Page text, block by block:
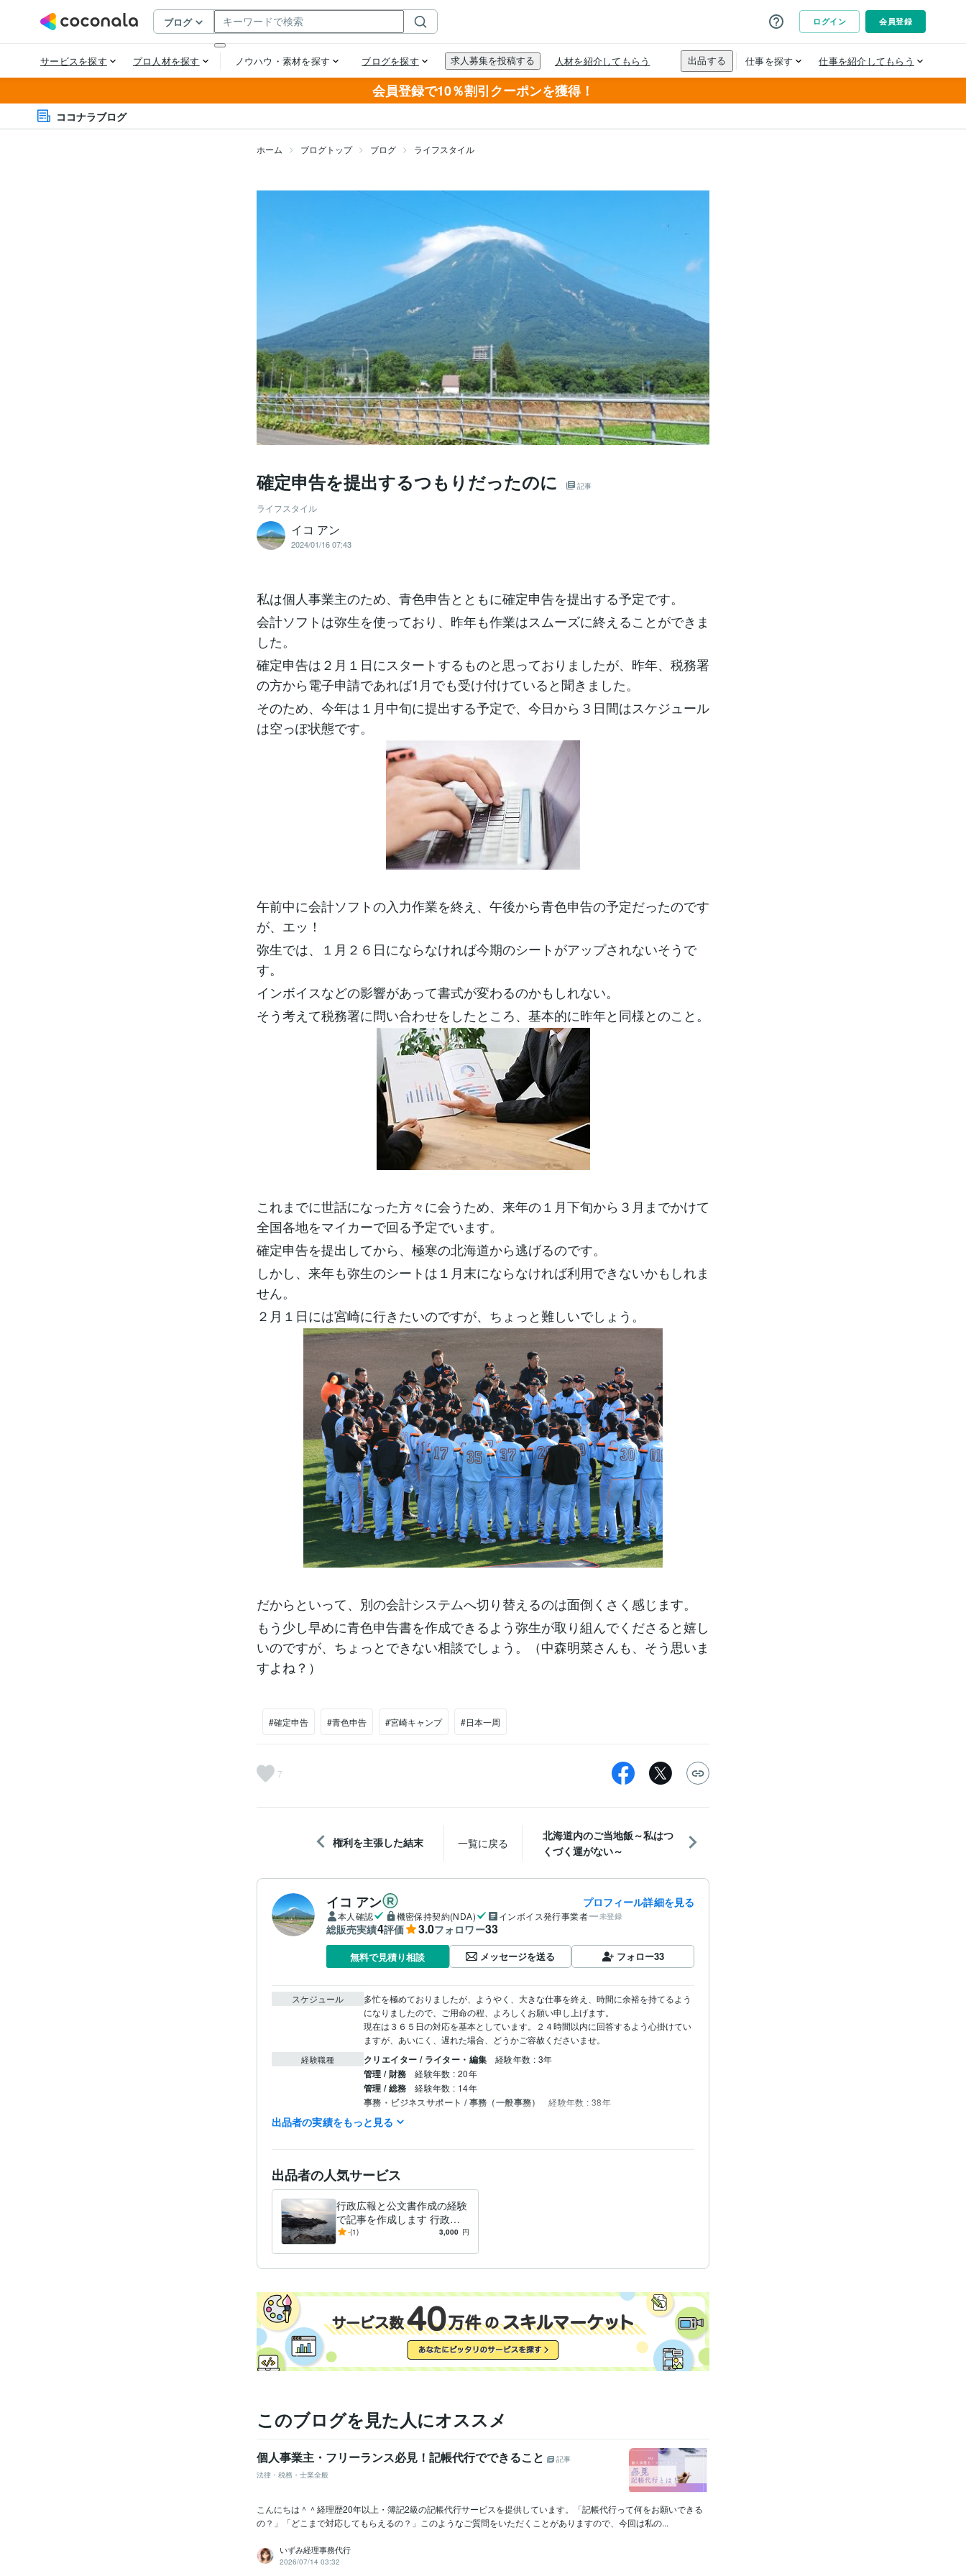
会員登録で10％割引クーポンを獲得！
ココナラブログ
ホーム ブログトップ ブログ ライフスタイル
確定申告を提出するつもりだったのに 記事
ライフスタイル
イコ アン
2024/01/16 07:43
私は個人事業主のため、青色申告とともに確定申告を提出する予定です。
会計ソフトは弥生を使っており、昨年も作業はスムーズに終えることができま
した。
確定申告は２月１日にスタートするものと思っておりましたが、昨年、税務署
の方から電子申請であれば1月でも受け付けていると聞きました。
そのため、今年は１月中旬に提出する予定で、今日から３日間はスケジュール
は空っぽ状態です。
午前中に会計ソフトの入力作業を終え、午後から青色申告の予定だったのです
が、エッ！
弥生では、１月２６日にならなければ今期のシートがアップされないそうで
す。
インボイスなどの影響があって書式が変わるのかもしれない。
そう考えて税務署に問い合わせをしたところ、基本的に昨年と同様とのこと。
これまでに世話になった方々に会うため、来年の１月下旬から３月までかけて
全国各地をマイカーで回る予定でいます。
確定申告を提出してから、極寒の北海道から逃げるのです。
しかし、来年も弥生のシートは１月末にならなければ利用できないかもしれま
せん。
２月１日には宮崎に行きたいのですが、ちょっと難しいでしょう。
だからといって、別の会計システムへ切り替えるのは面倒くさく感じます。
もう少し早めに青色申告書を作成できるよう弥生が取り組んでくださると嬉し
いのですが、ちょっとできない相談でしょう。（中森明菜さんも、そう思いま
すよね？）
#確定申告 #青色申告 #宮崎キャンプ #日本一周
7
権利を主張した結末 一覧に戻る
北海道内のご当地飯～私はつ
くづく運がない～
イコ アン プロフィール詳細を見る
本人確認 機密保持契約(NDA) インボイス発行事業者 未登録
総販売実績4評価 3.0フォロワー33
無料で見積り相談 メッセージを送る フォロー33
スケジュール
多忙を極めておりましたが、ようやく、大きな仕事を終え、時間に余裕を持てるよう
になりましたので、ご用命の程、よろしくお願い申し上げます。
現在は３６５日の対応を基本としています。２４時間以内に回答するよう心掛けてい
ますが、あいにく、遅れた場合、どうかご容赦くださいませ。
経験職種 クリエイター / ライター・編集 経験年数 : 3年
管理 / 財務 経験年数 : 20年
管理 / 総務 経験年数 : 14年
事務・ビジネスサポート / 事務（一般事務） 経験年数 : 38年
ライフスタイル・その他 / 公務員
ビジネス・クリエイ
ティブツール
Excel:25年
その他ツール 文章の校正:25年
得意分野 ライティング・翻訳 文章作成と校正。通知文や手紙の校正など。
出品者の実績をもっと見る
出品者の人気サービス
行政広報と公文書作成の経験
で記事を作成します 行政広
報と公文書作成の経験で記事
-(1) 3,000 円
このブログを見た人にオススメ
個人事業主・フリーランス必見！記帳代行でできること
記事
法律・税務・士業全般
こんにちは＾＾経理歴20年以上・簿記2級の記帳代行サービスを提供しています。「記帳代行って何をお願いできる
の？」「どこまで対応してもらえるの？」このようなご質問をいただくことがありますので、今回は私の...
いずみ経理事務代行
2026/07/14 03:32